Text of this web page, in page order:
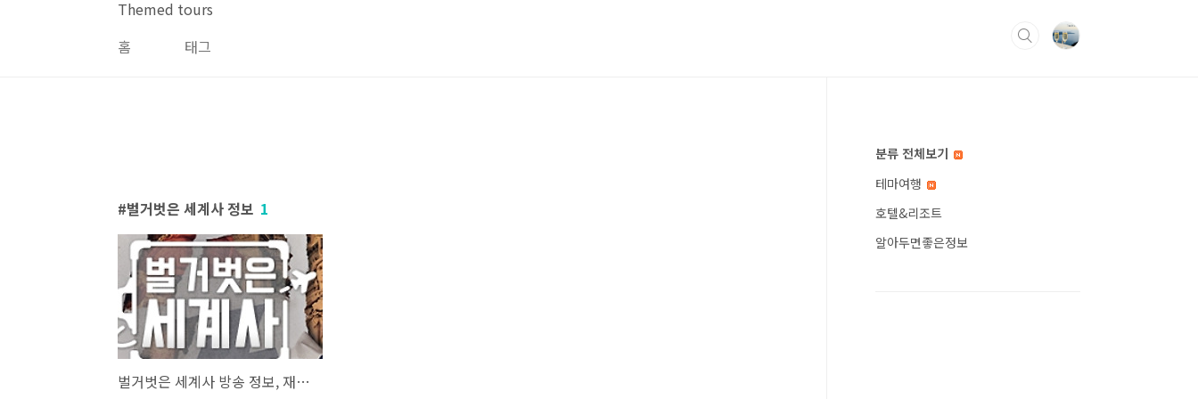
Themed tours
홈
태그
벌거벗은 세계사 정보 1
벌거벗은 세계사 방송 정보, 재방송, OTT & 가장 인기 많은 회차 Top 10 총정리
분류 전체보기
테마여행
호텔&리조트
알아두면좋은정보